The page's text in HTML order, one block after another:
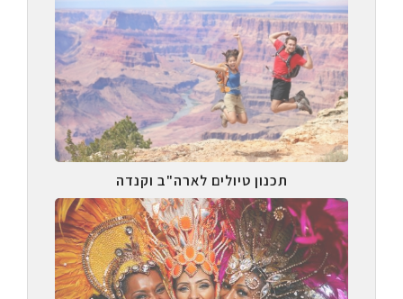
תכנון טיולים לארה"ב וקנדה